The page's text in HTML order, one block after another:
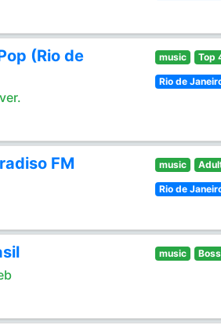
(Rio de
music Top
Rio de
FM music
Rio de
music